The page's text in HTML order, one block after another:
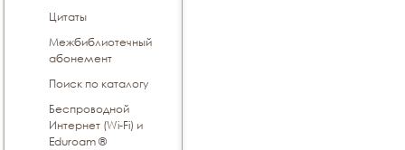
Цитаты
Межбиблиотечный
абонемент
Поиск по каталогу
Беспроводной
Интернет (Wi-Fi) и
Eduroam ®